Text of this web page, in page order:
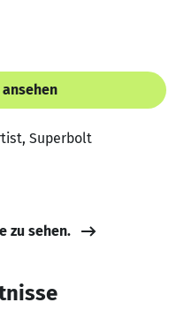
Superbolt
zu sehen.